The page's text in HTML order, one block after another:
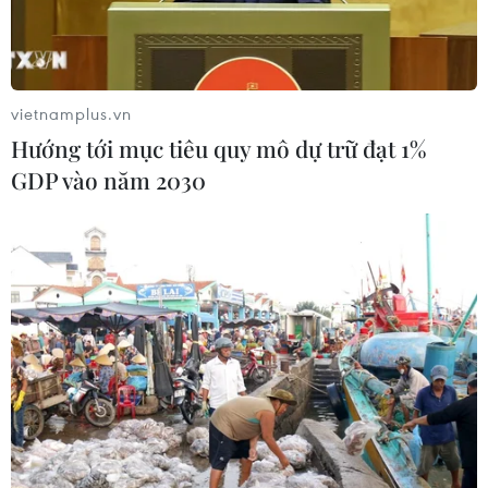
Hiện trường vụ tai nạn.
Chiều 27/4, xe chở công nhân đang chạy trên
Quốc lộ 1 thì gặp một xe máy băng ngang
đường, tài xế đánh lái tránh xe máy và lao lên
dải phân cách, lật ngang.
vietnamplus.vn
Hướng tới mục tiêu quy mô dự trữ đạt 1%
GDP vào năm 2030